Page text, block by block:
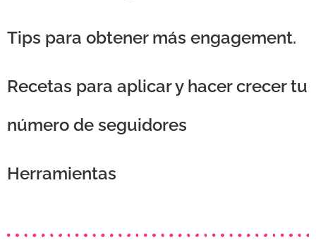
Tips para obtener más engagement.
Recetas para aplicar y hacer crecer tu
número de seguidores
Herramientas